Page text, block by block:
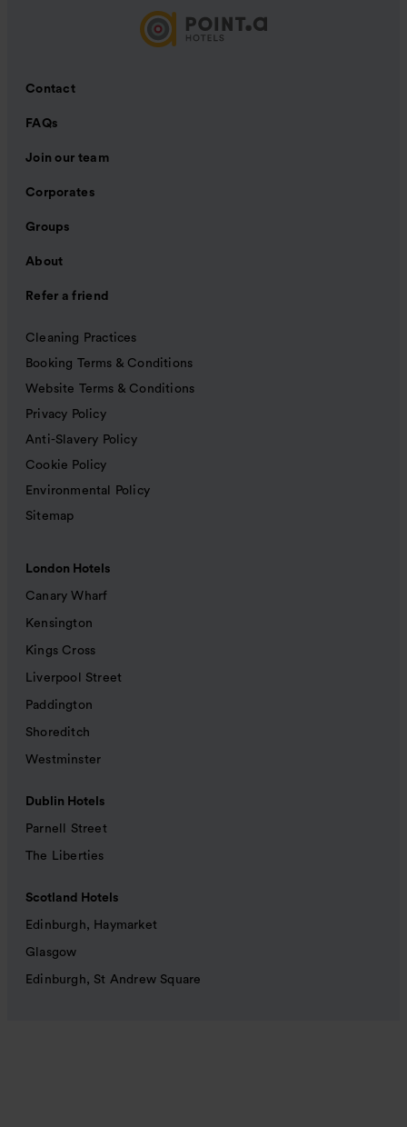
Contact
FAQs
Join our team
Corporates
Groups
About
Refer a friend
Cleaning Practices
Booking Terms & Conditions
Website Terms & Conditions
Privacy Policy
Anti-Slavery Policy
Cookie Policy
Environmental Policy
Sitemap
London Hotels
Canary Wharf
Kensington
Kings Cross
Liverpool Street
Paddington
Shoreditch
Westminster
Dublin Hotels
Parnell Street
The Liberties
Scotland Hotels
Edinburgh, Haymarket
Glasgow
Edinburgh, St Andrew Square